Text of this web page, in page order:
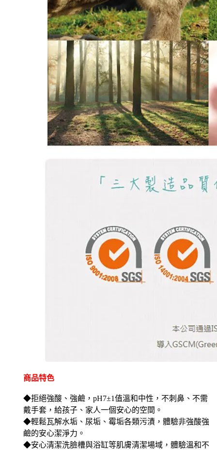
商品特色
◆拒絕強酸、強鹼，pH7±1值溫和中性，不刺鼻、不需
戴手套，給孩子、家人一個安心的空間。
◆輕鬆瓦解水垢、尿垢、霉垢各類污漬，體驗非強酸強
鹼的安心潔淨力。
◆安心清潔洗臉槽與浴缸等肌膚清潔場域，體驗溫和不